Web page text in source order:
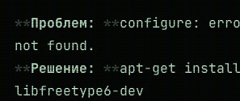
Проблем:
configure:
not found.
Решение:
apt-get install
libfreetype6-dev